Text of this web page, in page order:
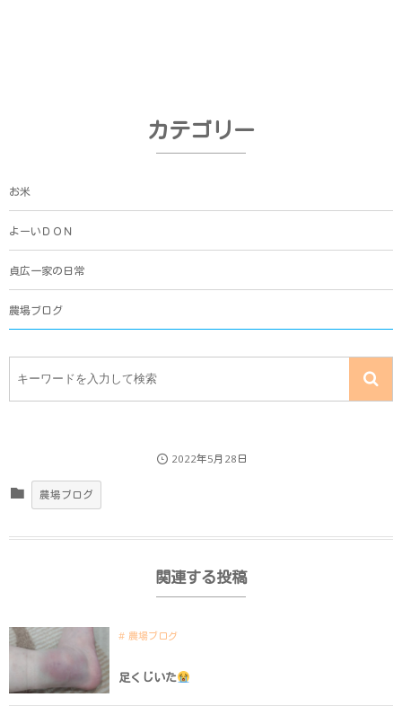
カテゴリー
お米
よーいＤＯＮ
貞広一家の日常
農場ブログ
2022年5月28日
農場ブログ
関連する投稿
農場ブログ
足くじいた